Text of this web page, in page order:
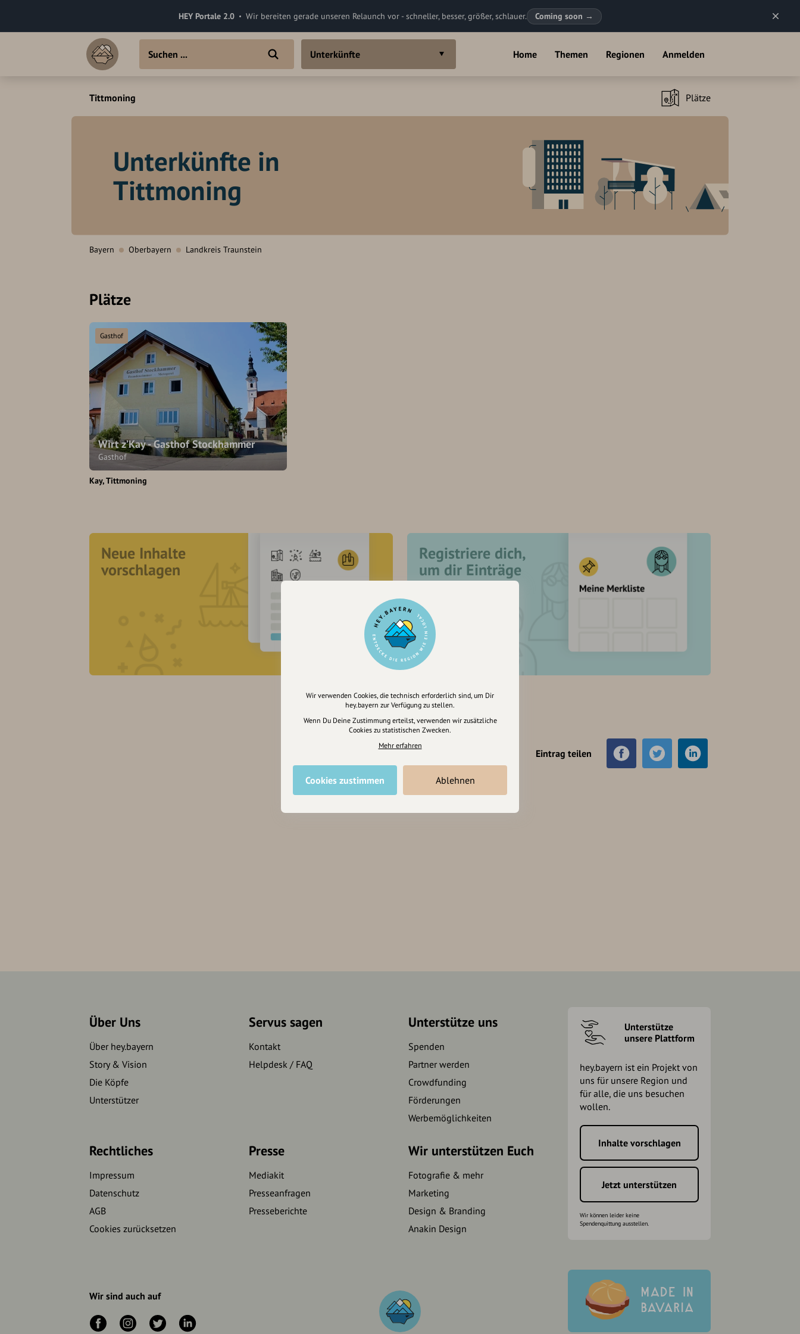
HEY Portale 2.0 Wir bereiten gerade unseren Relaunch vor - schneller, besser, größer, schlauer. Coming soon →
Home Themen Regionen Anmelden
Unterkünfte
Tittmoning Plätze
Unterkünfte in
Tittmoning
Bayern Oberbayern Landkreis Traunstein
Plätze
Wirt z’Kay - Gasthof Stockhammer
Gasthof
Gasthof
Kay Tittmoning
Neue Inhalte
vorschlagen
Registriere dich,
um dir Einträge
zu merken
Eintrag teilen
Über Uns
Über hey.bayern
Story & Vision
Die Köpfe
Unterstützer
Servus sagen
Kontakt
Helpdesk / FAQ
Unterstütze uns
Spenden
Partner werden
Crowdfunding
Förderungen
Werbemöglichkeiten
Rechtliches
Impressum
Datenschutz
AGB
Cookies zurücksetzen
Presse
Mediakit
Presseanfragen
Presseberichte
Wir unterstützen Euch
Fotografie & mehr
Marketing
Design & Branding
Anakin Design
Unterstütze
unsere Plattform
hey.bayern ist ein Projekt von
uns für unsere Region und
für alle, die uns besuchen
wollen.
Inhalte vorschlagen
Jetzt unterstützen
Wir können leider keine
Spendenquittung ausstellen.
Wir sind auch auf
Wir verwenden Cookies, die technisch erforderlich sind, um Dir
hey.bayern zur Verfügung zu stellen.
Wenn Du Deine Zustimmung erteilst, verwenden wir zusätzliche
Cookies zu statistischen Zwecken.
Mehr erfahren
Cookies zustimmen Ablehnen